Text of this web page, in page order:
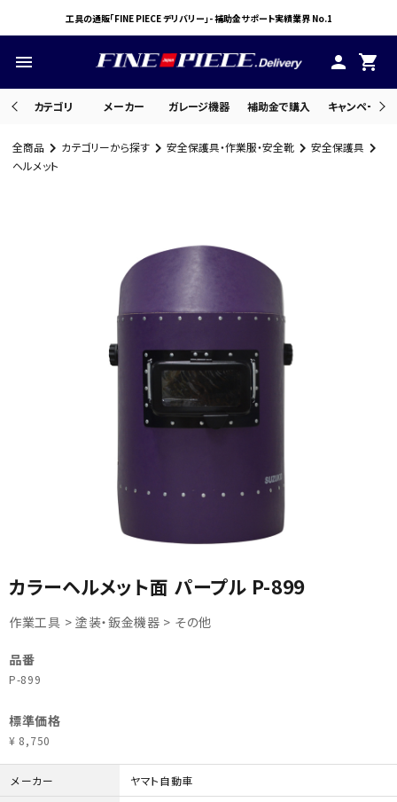
工具の通販「FINE PIECE デリバリー」- 補助金サポート実績業界 No.1
menu person shopping_cart
カテゴリ メーカー ガレージ機器 補助金で購入 キャンペーン
会員登録
メーカーから選ぶ
補助金で購入
全商品 カテゴリーから探す 安全保護具・作業服・安全靴
安全保護具
ヘルメット
カラーヘルメット面 パープル P-899
作業工具 > 塗装・鈑金機器 > その他
品番
P-899
標準価格
¥ 8,750
メーカー ヤマト自動車